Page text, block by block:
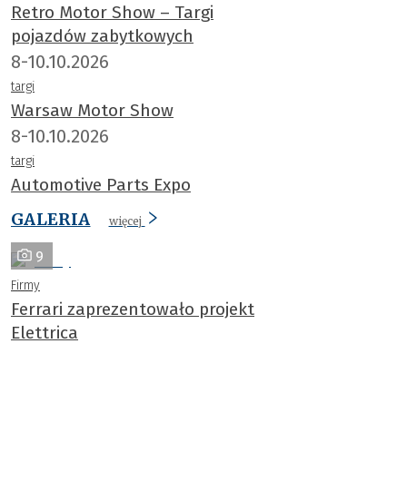
Retro Motor Show – Targi
pojazdów zabytkowych
8-10.10.2026
targi
Warsaw Motor Show
8-10.10.2026
targi
Automotive Parts Expo
GALERIA
więcej
9
Firmy
Ferrari zaprezentowało projekt
Elettrica